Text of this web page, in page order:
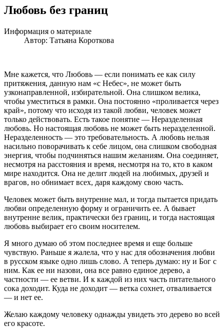
Любовь без границ
Информация о материале
Автор: Татьяна Короткова
Мне кажется, что Любовь — если понимать ее как силу
притяжения, данную нам «с Небес», не может быть
узконаправленной, избирательной. Она слишком велика,
чтобы уместиться в рамки. Она постоянно «проливается через
край», потому что исходя из такой любви, человек может
только действовать. Есть такое понятие — Неразделенная
любовь. Но настоящая любовь не может быть неразделенной.
Неразделенность — это требовательность. А любовь нельзя
насильно поворачивать к себе лицом, она слишком свободная
энергия, чтобы подчиняться нашим желаниям. Она соединяет,
несмотря на расстояния и время, несмотря на то, кто в каком
мире находится. Она не делит людей на любимых, друзей и
врагов, но обнимает всех, даря каждому свою часть.
Человек может быть внутренне мал, и тогда пытается придать
любви определенную форму и ограничить ее. А бывает
внутренне велик, практически без границ, и тогда настоящая
любовь выбирает его своим носителем.
Я много думаю об этом последнее время и еще больше
чувствую. Раньше я жалела, что у нас для обозначения любви
в русском языке одно лишь слово. А теперь думаю: ну и Бог с
ним. Как ее ни назови, она все равно единое дерево, а
частности — ее ветви. И к каждой из них часть питательного
сока доходит. Куда не доходит — ветка сохнет, отваливается
— и нет ее.
Желаю каждому человеку однажды увидеть это дерево во всей
его красоте.